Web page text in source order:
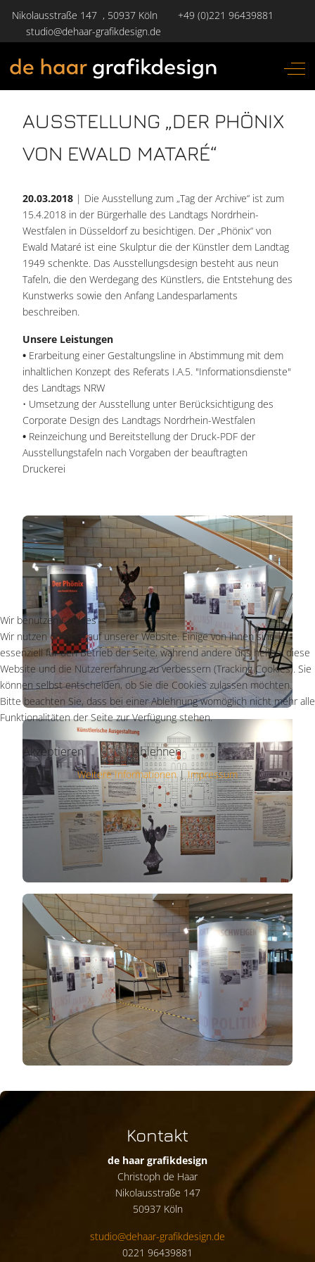
Nikolausstraße 147 , 50937 Köln
+49 (0)221 96439881
studio@dehaar-grafikdesign.de
Off-
AUSSTELLUNG „DER PHÖNIX
VON EWALD MATARÉ“
20.03.2018 | Die Ausstellung zum „Tag der Archive“ ist zum
15.4.2018 in der Bürgerhalle des Landtags Nordrhein-
Westfalen in Düsseldorf zu besichtigen. Der „Phönix“ von
Ewald Mataré ist eine Skulptur die der Künstler dem Landtag
1949 schenkte. Das Ausstellungsdesign besteht aus neun
Tafeln, die den Werdegang des Künstlers, die Entstehung des
Kunstwerks sowie den Anfang Landesparlaments
beschreiben.
Unsere Leistungen
• Erarbeitung einer Gestaltungsline in Abstimmung mit dem
inhaltlichen Konzept des Referats I.A.5. "Informationsdienste"
des Landtags NRW
• Umsetzung der Ausstellung unter Berücksichtigung des
Corporate Design des Landtags Nordrhein-Westfalen
• Reinzeichung und Bereitstellung der Druck-PDF der
Ausstellungstafeln nach Vorgaben der beauftragten
Druckerei
Kontakt
de haar grafikdesign
Christoph de Haar
Nikolausstraße 147
50937 Köln
studio@dehaar-grafikdesign.de
0221 96439881
Wir benutzen Cookies
Wir nutzen Cookies auf unserer Website. Einige von ihnen sind
essenziell für den Betrieb der Seite, während andere uns helfen, diese
Website und die Nutzererfahrung zu verbessern (Tracking Cookies). Sie
können selbst entscheiden, ob Sie die Cookies zulassen möchten.
Bitte beachten Sie, dass bei einer Ablehnung womöglich nicht mehr alle
Funktionalitäten der Seite zur Verfügung stehen.
Akzeptieren Ablehnen
Weitere Informationen|Impressum